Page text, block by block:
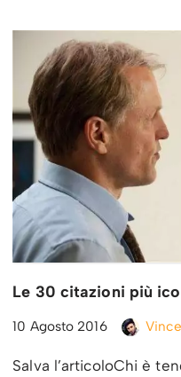
Le 30 citazioni più
10 Agosto 2016
Salva l’articoloChi è